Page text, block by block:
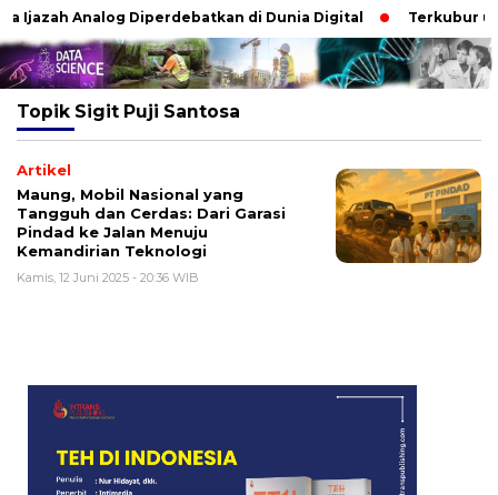
Ijazah Analog Diperdebatkan di Dunia Digital Terkubur
Topik Sigit Puji Santosa
Artikel
Maung, Mobil Nasional yang
Tangguh dan Cerdas: Dari Garasi
Pindad ke Jalan Menuju
Kemandirian Teknologi
Kamis, 12 Juni 2025 - 20:36 WIB